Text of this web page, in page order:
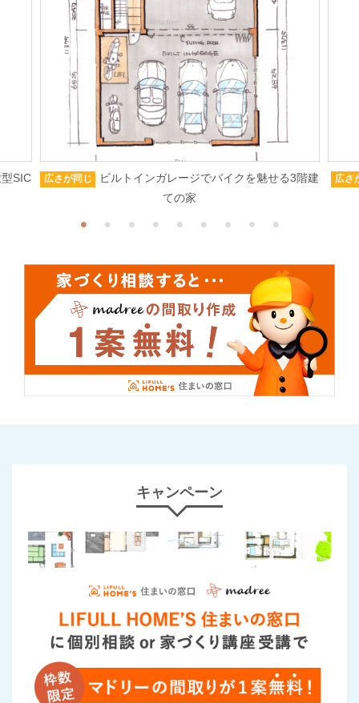
SIC 広さが同じ
ビルトインガレージでバイクを魅せる3階建
ての家
広さ
キャンペーン